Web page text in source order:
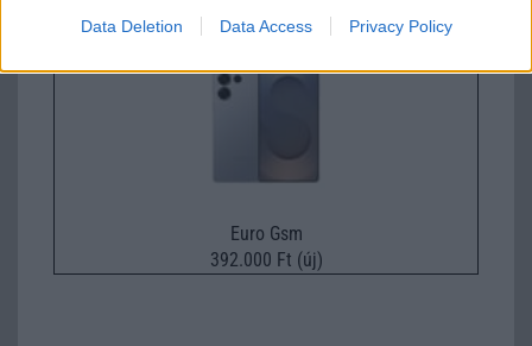
Data Deletion Data Access Privacy Policy
Euro Gsm
392.000 Ft (új)